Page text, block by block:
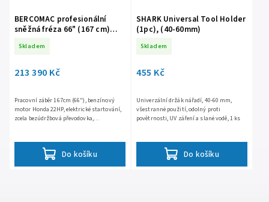
BERCOMAC profesionální
sněžná fréza 66" (167 cm)
Skladem
213 390 Kč
Do košíku
Pracovní záběr 167cm (66"), benzínový
motor Honda 22HP, elektrické startování,
zcela bezúdržbová převodovka,
SHARK Universal Tool Holder
(1pc), (40-60mm)
Skladem
455 Kč
Do košíku
Univerzální držák nářadí, 40-60 mm,
všestranné použití, odolný proti
povětrnosti, UV záření a slané vodě, 1 ks